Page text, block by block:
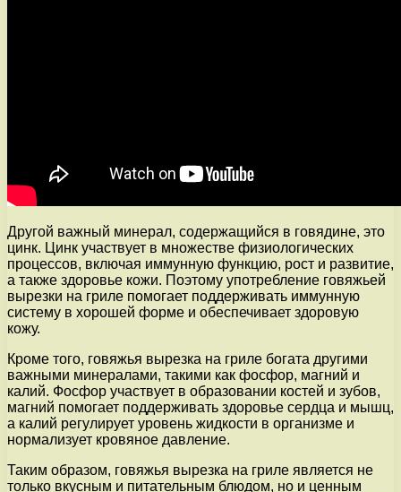
Другой важный минерал, содержащийся в говядине, это
цинк. Цинк участвует в множестве физиологических
процессов, включая иммунную функцию, рост и развитие,
а также здоровье кожи. Поэтому употребление говяжьей
вырезки на гриле помогает поддерживать иммунную
систему в хорошей форме и обеспечивает здоровую
кожу.
Кроме того, говяжья вырезка на гриле богата другими
важными минералами, такими как фосфор, магний и
калий. Фосфор участвует в образовании костей и зубов,
магний помогает поддерживать здоровье сердца и мышц,
а калий регулирует уровень жидкости в организме и
нормализует кровяное давление.
Таким образом, говяжья вырезка на гриле является не
только вкусным и питательным блюдом, но и ценным